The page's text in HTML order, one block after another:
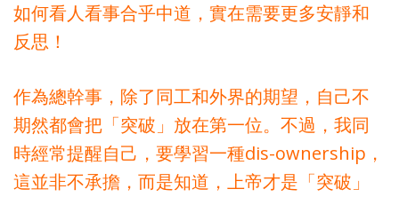
如何看人看事合乎中道，實在需要更多安靜和
反思！
作為總幹事，除了同工和外界的期望，自己不
期然都會把「突破」放在第一位。不過，我同
時經常提醒自己，要學習一種dis-ownership，
這並非不承擔，而是知道，上帝才是「突破」